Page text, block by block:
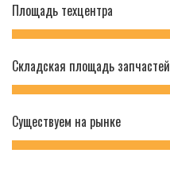
Площадь техцентра
Складская площадь запчастей
Существуем на рынке